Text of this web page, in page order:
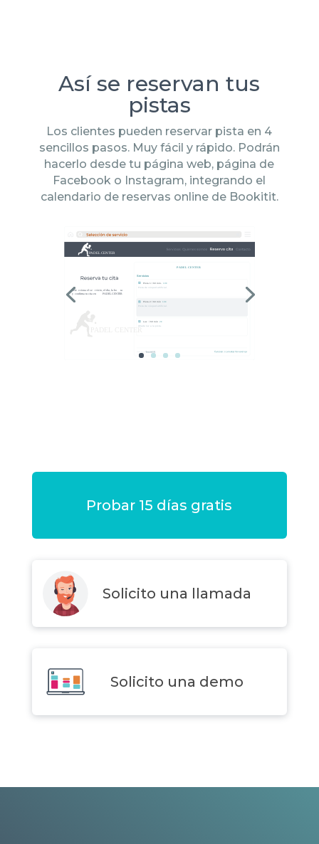
Así se reservan tus
pistas
Los clientes pueden reservar pista en 4
sencillos pasos. Muy fácil y rápido. Podrán
hacerlo desde tu página web, página de
Facebook o Instagram, integrando el
calendario de reservas online de Bookitit.
Probar 15 días gratis
Solicito una llamada
Solicito una demo